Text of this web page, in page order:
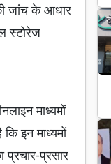
जांच के आधार
स्टोरेज
माध्यमों
इन माध्यमों
प्रसार